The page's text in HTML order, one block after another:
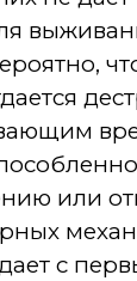
или
с